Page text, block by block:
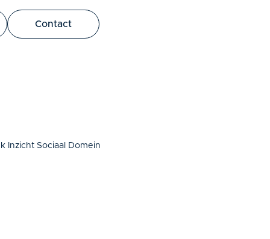
Contact
Inzicht Sociaal Domein